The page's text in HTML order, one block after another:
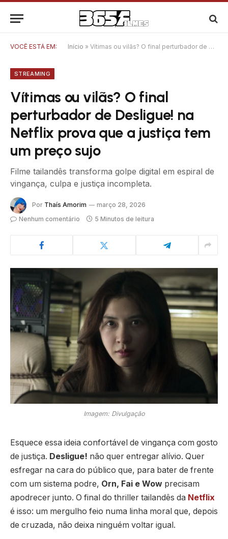
VOCÊ ESTÁ EM: Início » Vítimas ou vilãs? O final perturbador de Desligue! na Netflix prova que a justiça tem um preço sujo
STREAMING
Vítimas ou vilãs? O final
perturbador de Desligue! na
Netflix prova que a justiça tem
um preço sujo
Filme tailandês transforma golpe digital em espiral de
vingança, culpa e justiça incompleta.
Por Thaís Amorim
março 28, 2026
Nenhum comentário
5 Minutos de leitura
Imagem: Divulgação
Esquece essa ideia confortável de vingança com gosto
de justiça. Desligue! não quer entregar alívio. Quer
esfregar na cara do público que, para bater de frente
com um sistema podre, Orn, Fai e Wow precisam
apodrecer junto. O final do thriller tailandês da Netflix
é isso: um mergulho feio numa linha moral que, depois
de cruzada, não deixa ninguém voltar igual.